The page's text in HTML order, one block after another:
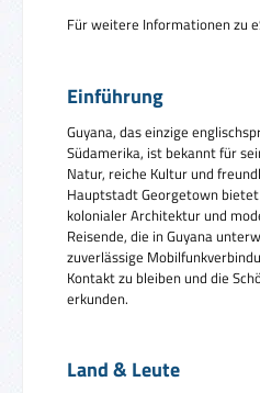
Für weitere Informationen zu
Einführung
Guyana, das einzige
Südamerika, ist bekannt für
Natur, reiche Kultur und
Hauptstadt Georgetown
kolonialer Architektur und
Reisende, die in Guyana
zuverlässige
Kontakt zu bleiben und die
erkunden.
Land & Leute